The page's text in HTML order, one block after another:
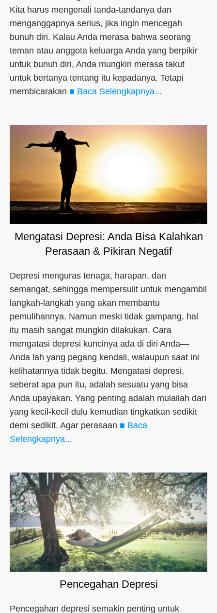
Kita harus mengenali tanda-tandanya dan
menganggapnya serius, jika ingin mencegah
bunuh diri. Kalau Anda merasa bahwa seorang
teman atau anggota keluarga Anda yang berpikir
untuk bunuh diri, Anda mungkin merasa takut
untuk bertanya tentang itu kepadanya. Tetapi
membicarakan ■ Baca Selengkapnya...
Mengatasi Depresi: Anda Bisa Kalahkan
Perasaan & Pikiran Negatif
Depresi menguras tenaga, harapan, dan
semangat, sehingga mempersulit untuk mengambil
langkah-langkah yang akan membantu
pemulihannya. Namun meski tidak gampang, hal
itu masih sangat mungkin dilakukan. Cara
mengatasi depresi kuncinya ada di diri Anda—
Anda lah yang pegang kendali, walaupun saat ini
kelihatannya tidak begitu. Mengatasi depresi,
seberat apa pun itu, adalah sesuatu yang bisa
Anda upayakan. Yang penting adalah mulailah dari
yang kecil-kecil dulu kemudian tingkatkan sedikit
demi sedikit. Agar perasaan ■ Baca
Selengkapnya...
Pencegahan Depresi
Pencegahan depresi semakin penting untuk